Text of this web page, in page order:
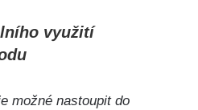
využití
možné nastoupit do